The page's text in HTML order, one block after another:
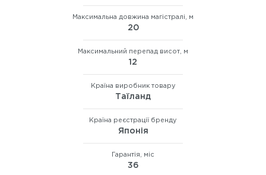
Максимальна довжина магістралі, м
20
Максимальний перепад висот, м
12
Країна виробник товару
Таїланд
Країна реєстрації бренду
Японія
Гарантія, міс
36